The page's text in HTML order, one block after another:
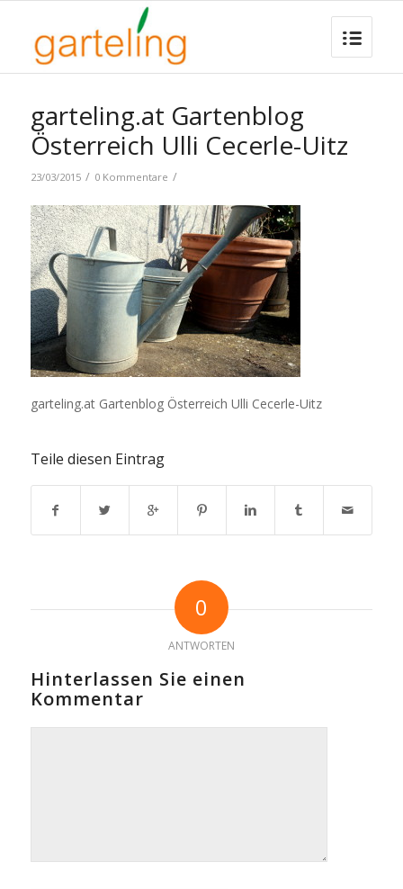
garteling.at Gartenblog
Österreich Ulli Cecerle-Uitz
23/03/2015 / 0 Kommentare /
garteling.at Gartenblog Österreich Ulli Cecerle-Uitz
Teile diesen Eintrag
0
ANTWORTEN
Hinterlassen Sie einen
Kommentar